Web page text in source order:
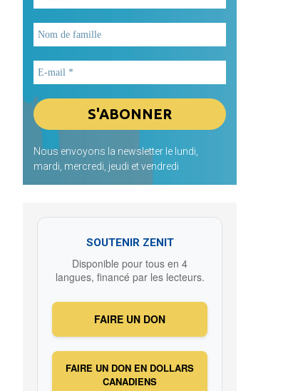
Nous envoyons la newsletter le lundi,
mardi, mercredi, jeudi et vendredi
SOUTENIR ZENIT
Disponible pour tous en 4
langues, financé par les lecteurs.
FAIRE UN DON
FAIRE UN DON EN DOLLARS
CANADIENS